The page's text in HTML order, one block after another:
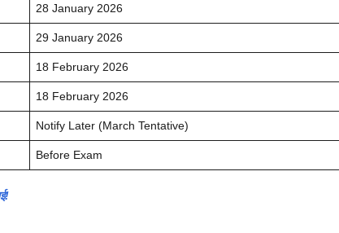
28 January 2026
29 January 2026
18 February 2026
18 February 2026
Notify Later (March Tentative)
Before Exam